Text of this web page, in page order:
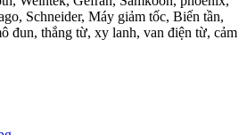
Schneider, Máy giảm tốc, Biến tần,
đun, thắng từ, xy lanh, van điện từ, cảm